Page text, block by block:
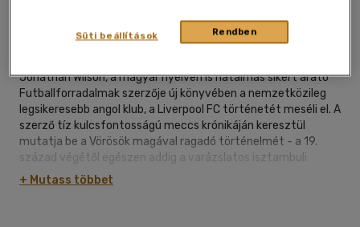
magyar nyelvű|keménytábla,
védőborító|436 oldal
Jonathan Wilson, a magyar nyelven is hatalmas sikert arató
Futballforradalmak szerzője új könyvében a nemzetközileg
legsikeresebb angol klub, a Liverpool FC történetét meséli el. A
szerző tíz kulcsfontosságú meccs krónikáján keresztül
mutatja be a Vörösök magával ragadó történelmét - a 19.
század végétől egészen addig a varázslatos isztambuli
éjszakáig, amelyen a csapat Steven Gerrard és Jerzy Dudek
vezetésével háromgólos hátrányt tüntetett el az AC Milan
+ Mutass többet
Rendben
Süti beállítások